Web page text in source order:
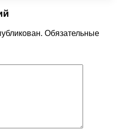
Обязательные